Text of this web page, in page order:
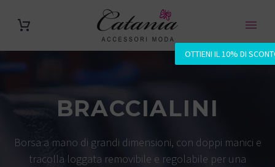
OTTIENI IL 10% DI
BRACCIALINI
Borsa a mano di grandi dimensioni, con doppi manici e
tracolla loggata removibile e regolabile per una